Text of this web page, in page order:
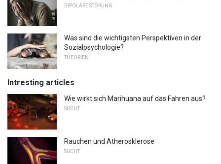
BIPOLARE STÖRUNG
Was sind die wichtigsten Perspektiven in der
Sozialpsychologie?
THEORIEN
Intresting articles
Wie wirkt sich Marihuana auf das Fahren aus?
SUCHT
Rauchen und Atherosklerose
SUCHT